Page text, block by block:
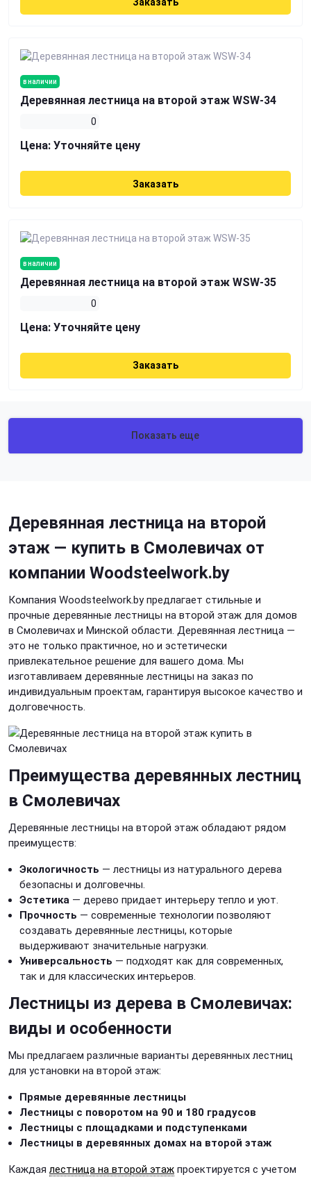
в наличии
Деревянная лестница на второй этаж WSW-34
0
Цена: Уточняйте цену
Заказать
в наличии
Деревянная лестница на второй этаж WSW-35
0
Цена: Уточняйте цену
Заказать
Показать еще
Деревянная лестница на второй
этаж — купить в Смолевичах от
компании Woodsteelwork.by
Компания Woodsteelwork.by предлагает стильные и
прочные деревянные лестницы на второй этаж для домов
в Смолевичах и Минской области. Деревянная лестница —
это не только практичное, но и эстетически
привлекательное решение для вашего дома. Мы
изготавливаем деревянные лестницы на заказ по
индивидуальным проектам, гарантируя высокое качество и
долговечность.
Преимущества деревянных лестниц
в Смолевичах
Деревянные лестницы на второй этаж обладают рядом
преимуществ:
Экологичность — лестницы из натурального дерева
безопасны и долговечны.
Эстетика — дерево придает интерьеру тепло и уют.
Прочность — современные технологии позволяют
создавать деревянные лестницы, которые
выдерживают значительные нагрузки.
Универсальность — подходят как для современных,
так и для классических интерьеров.
Лестницы из дерева в Смолевичах:
виды и особенности
Мы предлагаем различные варианты деревянных лестниц
для установки на второй этаж:
Прямые деревянные лестницы
Лестницы с поворотом на 90 и 180 градусов
Лестницы с площадками и подступенками
Лестницы в деревянных домах на второй этаж
Каждая лестница на второй этаж проектируется с учетом